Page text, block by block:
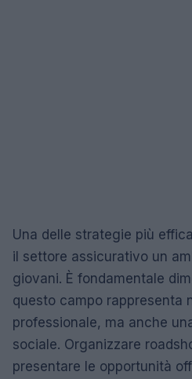
Una delle strategie più
il settore assicurativo un
giovani. È fondamentale
questo campo rappresenta
professionale, ma anche
sociale. Organizzare
presentare le opportunità